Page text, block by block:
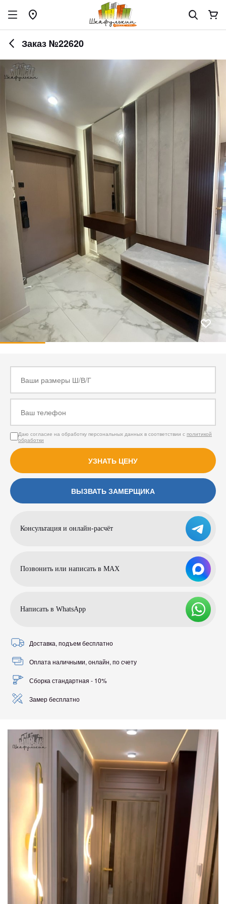
Заказ №22620
Даю согласие на обработку персональных данных в соответствии с политикой
обработки
УЗНАТЬ ЦЕНУ
ВЫЗВАТЬ ЗАМЕРЩИКА
Консультация и онлайн-расчёт
Позвонить или написать в МАХ
Написать в WhatsApp
Доставка, подъем бесплатно
Оплата наличными, онлайн, по счету
Сборка стандартная - 10%
Замер бесплатно